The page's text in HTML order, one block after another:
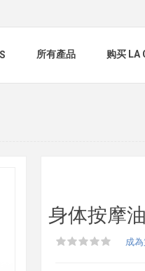
所有產品 购买 LA
身体按摩
成